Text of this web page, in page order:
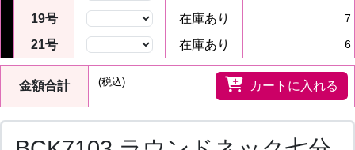
19号 在庫あり 7
21号 在庫あり 6
金額合計 (税込) カートに入れる